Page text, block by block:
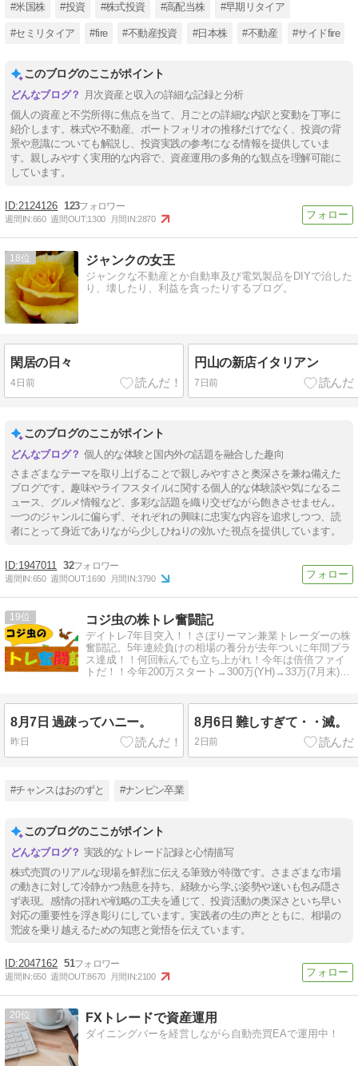
#米国株 #投資 #株式投資 #高配当株 #早期リタイア
#セミリタイア #fire #不動産投資 #日本株 #不動産 #サイドfire
このブログのここがポイント
月次資産と収入の詳細な記録と分析
個人の資産と不労所得に焦点を当て、月ごとの詳細な内訳と変動を丁寧に
紹介します。株式や不動産、ポートフォリオの推移だけでなく、投資の背
景や意識についても解説し、投資実践の参考になる情報を提供していま
す。親しみやすく実用的な内容で、資産運用の多角的な観点を理解可能に
しています。
2124126 123
週間IN:660 週間OUT:1300 月間IN:2870
18 ジャンクの女王
ジャンクな不動産とか自動車及び電気製品をDIYで治した
り、壊したり、利益を貪ったりするブログ。
閑居の日々
4日前
円山の新店イタリアン
7日前
このブログのここがポイント
個人的な体験と国内外の話題を融合した趣向
さまざまなテーマを取り上げることで親しみやすさと奥深さを兼ね備えた
ブログです。趣味やライフスタイルに関する個人的な体験談や気になるニ
ュース、グルメ情報など、多彩な話題を織り交ぜながら飽きさせません。
一つのジャンルに偏らず、それぞれの興味に忠実な内容を追求しつつ、読
者にとって身近でありながら少しひねりの効いた視点を提供しています。
1947011 32
週間IN:650 週間OUT:1690 月間IN:3790
19 コジ虫の株トレ奮闘記
デイトレ7年目突入！！さぼりーマン兼業トレーダーの株
奮闘記。5年連続負けの相場の養分が去年ついに年間プラ
ス達成！！何回転んでも立ち上がれ！今年は倍倍ファイ
トだ！！今年200万スタート→300万(YH)→33万(7月末)→
8月7日 過疎ってハニー。
昨日
8月6日 難しすぎて・・滅。
2日前
#チャンスはおのずと #ナンピン卒業
このブログのここがポイント
実践的なトレード記録と心情描写
株式売買のリアルな現場を鮮烈に伝える筆致が特徴です。さまざまな市場
の動きに対して冷静かつ熱意を持ち、経験から学ぶ姿勢や迷いも包み隠さ
ず表現。感情の揺れや戦略の工夫を通じて、投資活動の奥深さといち早い
対応の重要性を浮き彫りにしています。実践者の生の声とともに、相場の
荒波を乗り越えるための知恵と覚悟を伝えています。
2047162 51
週間IN:650 週間OUT:8670 月間IN:2100
20 FXトレードで資産運用
ダイニングバーを経営しながら自動売買EAで運用中！